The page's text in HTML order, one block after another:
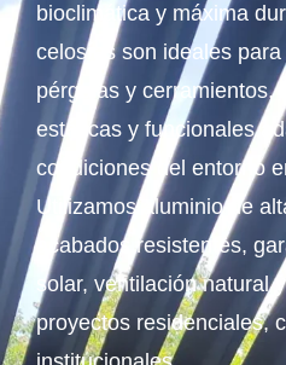
bioclimática y máxima
celosías son ideales
pérgolas y cerramientos,
estéticas y funcionales
condiciones del entorno
Utilizamos aluminio de
acabados resistentes,
solar, ventilación natural
proyectos residenciales,